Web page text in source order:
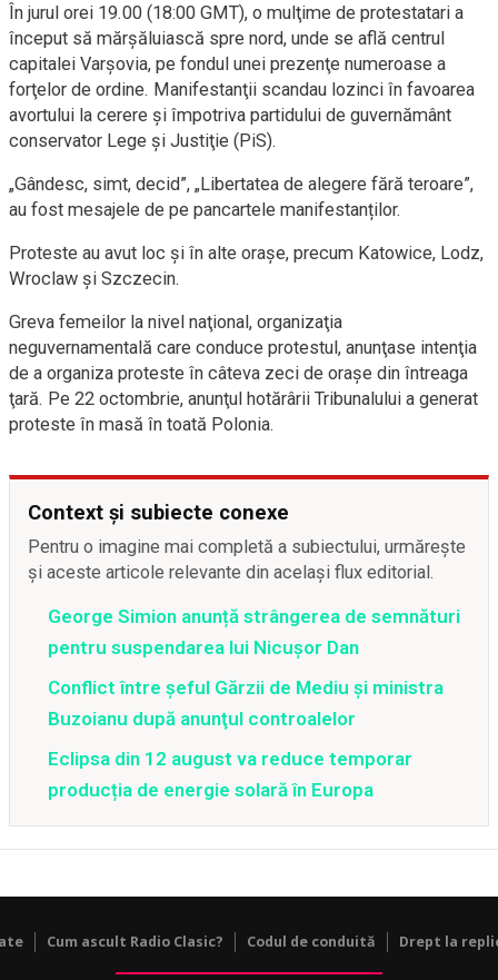
În jurul orei 19.00 (18:00 GMT), o mulţime de protestatari a
început să mărşăluiască spre nord, unde se află centrul
capitalei Varşovia, pe fondul unei prezenţe numeroase a
forţelor de ordine. Manifestanţii scandau lozinci în favoarea
avortului la cerere şi împotriva partidului de guvernământ
conservator Lege şi Justiţie (PiS).
„Gândesc, simt, decid”, „Libertatea de alegere fără teroare”,
au fost mesajele de pe pancartele manifestanților.
Proteste au avut loc şi în alte oraşe, precum Katowice, Lodz,
Wroclaw şi Szczecin.
Greva femeilor la nivel naţional, organizaţia
neguvernamentală care conduce protestul, anunţase intenţia
de a organiza proteste în câteva zeci de oraşe din întreaga
ţară. Pe 22 octombrie, anunţul hotărârii Tribunalului a generat
proteste în masă în toată Polonia.
Context și subiecte conexe
Pentru o imagine mai completă a subiectului, urmărește
și aceste articole relevante din același flux editorial.
George Simion anunță strângerea de semnături
pentru suspendarea lui Nicușor Dan
Conflict între şeful Gărzii de Mediu şi ministra
Buzoianu după anunţul controalelor
Eclipsa din 12 august va reduce temporar
producția de energie solară în Europa
Cum ascult Radio Clasic? Codul de conduită Drept la